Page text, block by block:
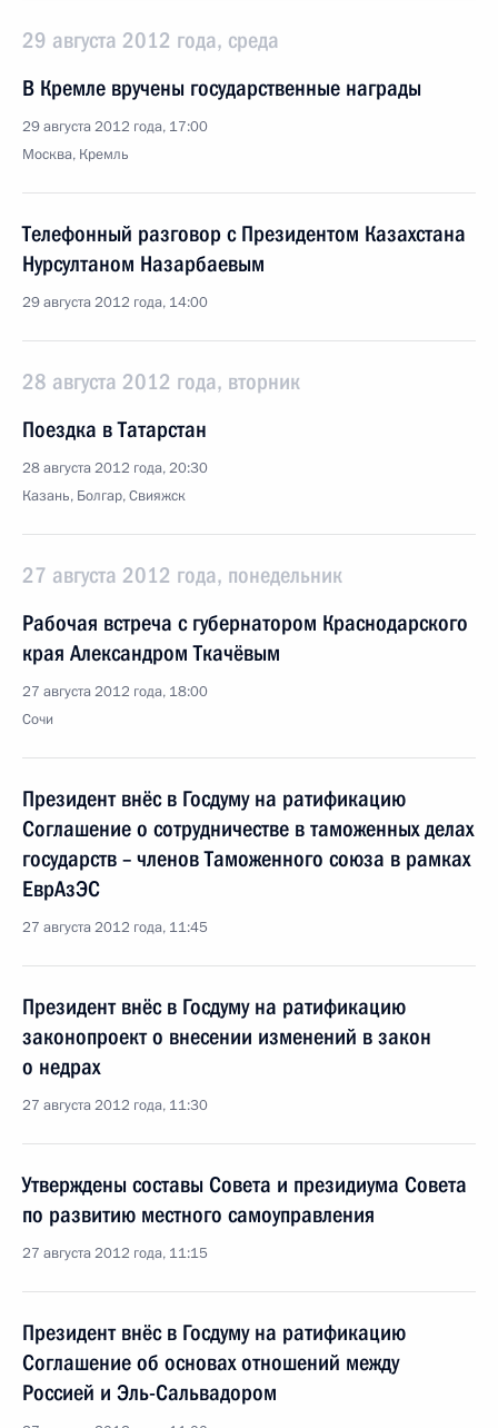
29 августа 2012 года, среда
В Кремле вручены государственные награды
29 августа 2012 года, 17:00
Москва, Кремль
Телефонный разговор с Президентом Казахстана
Нурсултаном Назарбаевым
29 августа 2012 года, 14:00
28 августа 2012 года, вторник
Поездка в Татарстан
28 августа 2012 года, 20:30
Казань, Болгар, Свияжск
27 августа 2012 года, понедельник
Рабочая встреча с губернатором Краснодарского
края Александром Ткачёвым
27 августа 2012 года, 18:00
Сочи
Президент внёс в Госдуму на ратификацию
Соглашение о сотрудничестве в таможенных делах
государств – членов Таможенного союза в рамках
ЕврАзЭС
27 августа 2012 года, 11:45
Президент внёс в Госдуму на ратификацию
законопроект о внесении изменений в закон
о недрах
27 августа 2012 года, 11:30
Утверждены составы Совета и президиума Совета
по развитию местного самоуправления
27 августа 2012 года, 11:15
Президент внёс в Госдуму на ратификацию
Соглашение об основах отношений между
Россией и Эль-Сальвадором